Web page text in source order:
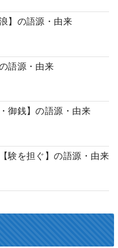
】の語源・由来
語源・由来
御銭】の語源・由来
験を担ぐ】の語源・由来